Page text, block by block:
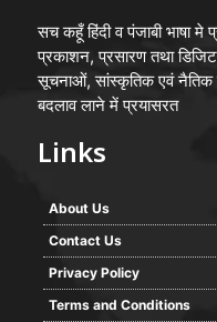
सच कहूँ हिंदी व पंजाबी भाषा मे
प्रकाशन, प्रसारण तथा
सूचनाओं, सांस्कृतिक एवं नैतिक
बदलाव लाने में प्रयासरत
Links
About Us
Contact Us
Privacy Policy
Terms and Conditions